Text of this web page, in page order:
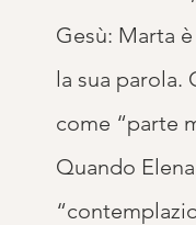
Gesù: Marta
la sua
come “parte
Quando